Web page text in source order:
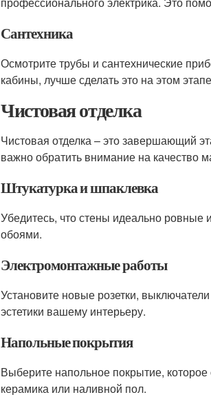
Сантехника
Осмотрите трубы и сантехнические
кабины, лучше сделать это на этом
Чистовая отделка
Чистовая отделка – это завершающий
важно обратить внимание на качество
Штукатурка и шпаклевка
Убедитесь, что стены идеально ровные
обоями.
Электромонтажные работы
Установите новые розетки,
эстетики вашему интерьеру.
Напольные покрытия
Выберите напольное покрытие,
керамика или наливной пол.